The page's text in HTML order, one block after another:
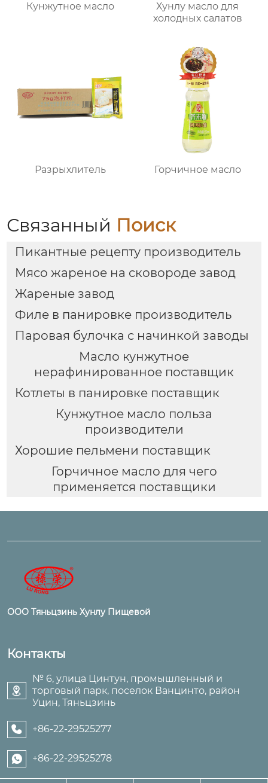
Кунжутное масло
Хунлу масло для
холодных салатов
Разрыхлитель Горчичное масло
Связанный Поиск
Пикантные рецепту производитель
Мясо жареное на сковороде завод
Жареные завод
Филе в панировке производитель
Паровая булочка с начинкой заводы
Масло кунжутное
нерафинированное поставщик
Котлеты в панировке поставщик
Кунжутное масло польза
производители
Хорошие пельмени поставщик
Горчичное масло для чего
применяется поставщики
ООО Тяньцзинь Хунлу Пищевой
Контакты

№ 6, улица Цинтун, промышленный и
торговый парк, поселок Ванцинто, район
Уцин, Тяньцзинь
 +86-22-29525277
 +86-22-29525278